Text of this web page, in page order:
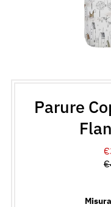
Parure